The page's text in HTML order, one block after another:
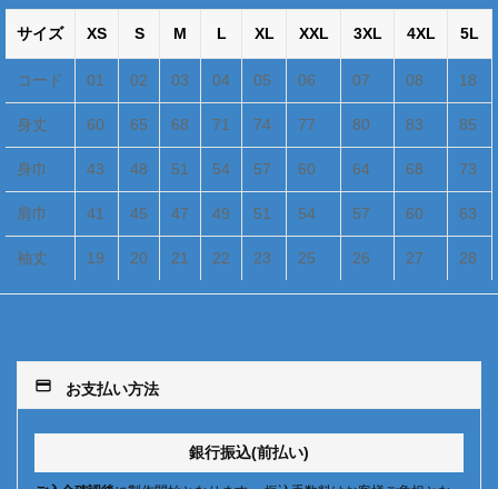
サイズ XS S M L XL XXL 3XL 4XL 5L
コード 01 02 03 04 05 06 07 08 18
身丈 60 65 68 71 74 77 80 83 85
身巾 43 48 51 54 57 60 64 68 73
肩巾 41 45 47 49 51 54 57 60 63
袖丈 19 20 21 22 23 25 26 27 28
payment お支払い方法
銀行振込(前払い)